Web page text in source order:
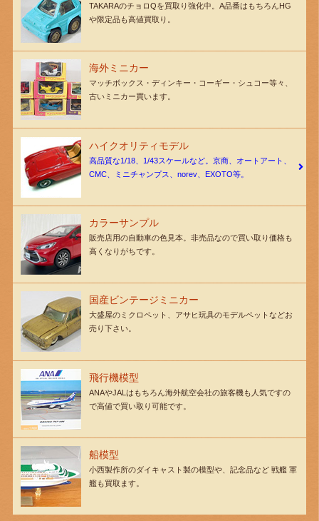
TAKARAのチョロQを買取り強化中。A品番はもちろんHG
や限定品も高値買取り。
海外ミニカー
マッチボックス・ディンキー・コーギー・シュコー等々、
古いミニカー買います。
ハイクオリティモデル
高品質な1/18、1/43スケールなど。京商、オートアート、
CMC、ミニチャンプス、norev、EXOTO等。
カラーサンプル
販売店用の自動車の色見本。非売品なので買い取り価格も
高くなりがちです。
国産ビンテージミニカー
大盛屋のミクロペット、アサヒ玩具のモデルペットなどお
売り下さい。
飛行機模型
ANAやJALはもちろん海外航空会社の旅客機も人気ですの
で高値で買い取り可能です。
船模型
小西製作所のダイキャスト製の模型や、記念品など 戦艦 軍
艦も買取ます。